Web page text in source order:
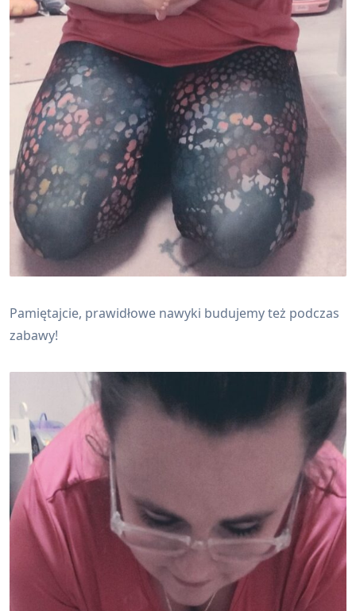
Pamiętajcie, prawidłowe nawyki budujemy też podczas
zabawy!